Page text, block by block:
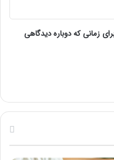
زمانی که دوباره دیدگاهی